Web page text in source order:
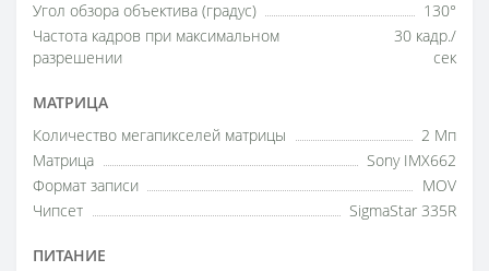
Угол обзора объектива (градус)
130°
Частота кадров при максимальном
разрешении
30 кадр./
сек
МАТРИЦА
Количество мегапикселей матрицы
2 Мп
Матрица
Sony IMX662
Формат записи
MOV
Чипсет
SigmaStar 335R
ПИТАНИЕ